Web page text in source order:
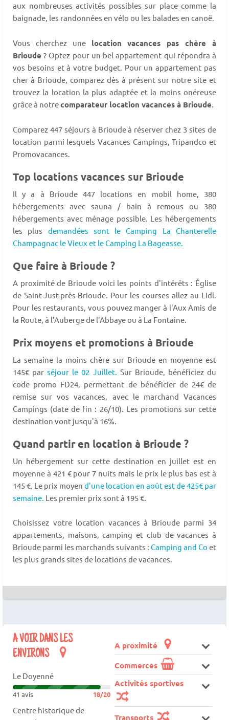
aux nombreuses activités possibles sur place comme la
baignade, les randonnées en vélo ou les balades en canoë.
Vous cherchez une location vacances pas chère à
Brioude ? Optez pour un bel appartement qui répondra à
vos besoins et à votre budget. Pour un appartement pas
cher à Brioude, comparez dès à présent sur notre site et
trouvez la location la plus adaptée et la moins onéreuse
grâce à notrecomparateur location vacances à Brioude.
Comparez 447 séjours à Brioude à réserver chez 3 sites de
location parmi lesquels Vacances Campings, Tripandco et
Promovacances.
Top locations vacances sur Brioude
Il y a à Brioude 447 locations en mobil home, 380
hébergements avec sauna / bain à remous ou 380
hébergements avec ménage possible. Les hébergements
les plus demandées sont le Camping La Chanterelle
Champagnac le Vieux et le Camping La Bageasse.
Que faire à Brioude ?
A proximité de Brioude voici les points d'intérêts : Église
de Saint-Just-près-Brioude. Pour les courses allez au Lidl.
Pour les restaurants, vous pouvez manger à l'Aux Amis de
la Route, à l'Auberge de l'Abbaye ou à La Fontaine.
Prix moyens et promotions à Brioude
La semaine la moins chère sur Brioude en moyenne est
145€ parséjour le 02 Juillet. Sur Brioude, bénéficiez du
code promo FD24, permettant de bénéficier de 24€ de
remise sur vos vacances, avec le marchand Vacances
Campings (date de fin : 26/10). Les promotions sur cette
destination vont jusqu'à 16%.
Quand partir en location à Brioude ?
Un hébergement sur cette destination en juillet est en
moyenne à 421 € pour 7 nuits mais le prix le plus bas est à
145 €. Le prix moyen d'une location en août est de 425€ par
semaine. Les premier prix sont à 195 €.
Choisissez votre location vacances à Brioude parmi 34
appartements, maisons, camping et club de vacances à
Brioude parmi les marchands suivants : Camping and Co et
les plus grands sites de locations de vacances.
A VOIR DANS LES
ENVIRONS
Le Doyenné
41 avis 18/20
Centre historique de
A proximité
Commerces
Activités sportives
Transports